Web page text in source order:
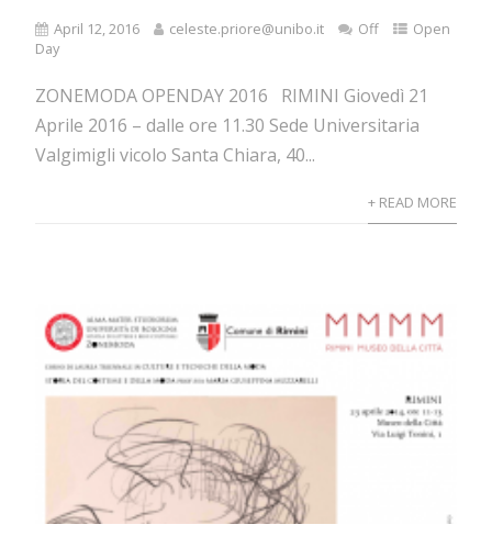
April 12, 2016 celeste.priore@unibo.it Off
Open
Day
ZONEMODA OPENDAY 2016 RIMINI Giovedì 21
Aprile 2016 – dalle ore 11.30 Sede Universitaria
Valgimigli vicolo Santa Chiara, 40...
+ READ MORE